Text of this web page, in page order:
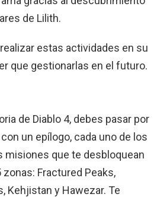
de Lilith.
estas actividades en su
que gestionarlas en el futuro.
de Diablo 4, debes pasar por
un epílogo, cada uno de los
misiones que te desbloquean
Fractured Peaks,
Kehjistan y Hawezar. Te